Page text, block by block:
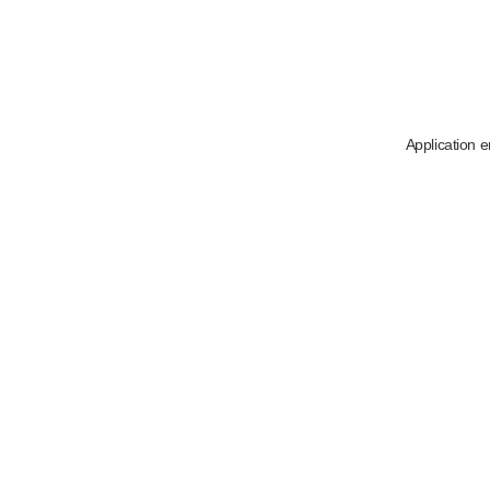
Application